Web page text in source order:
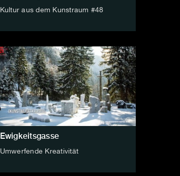
Kultur aus dem Kunstraum #48
Ewigkeitsgasse
Umwerfende Kreativität